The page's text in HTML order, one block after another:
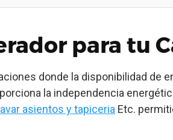
para tu
donde la disponibilidad de
la independencia
asientos y tapiceria Etc.